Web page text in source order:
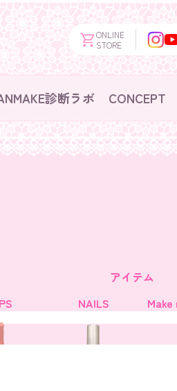
ONLINE
STORE
診断ラボ CONCEPT
アイテム
NAILS